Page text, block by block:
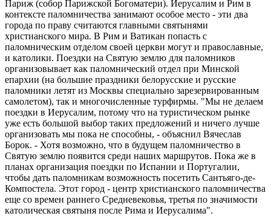
Париж (собор Парижской Богоматери). Иерусалим и Рим в
контексте паломничества занимают особое место - эти два
города по праву считаются главными святынями
христианского мира. В Рим и Ватикан попасть с
паломническим отделом своей церкви могут и православные,
и католики. Поездки на Святую землю для паломников
организовывает как паломнический отдел при Минской
епархии (на большие праздники белорусские и русские
паломники летят из Москвы специально зарезервированным
самолетом), так и многочисленные турфирмы. "Мы не делаем
поездки в Иерусалим, потому что на туристическом рынке
уже есть большой выбор таких предложений и ничего лучше
организовать мы пока не способны, - объяснил Вячеслав
Борок. - Хотя возможно, что в будущем паломничество в
Святую землю появится среди наших маршрутов. Пока же в
планах организация поездки по Испании и Португалии,
чтобы дать паломникам возможность посетить Сантьяго-де-
Компостела. Этот город - центр христианского паломничества
еще со времен раннего Средневековья, третья по значимости
католическая святыня после Рима и Иерусалима".